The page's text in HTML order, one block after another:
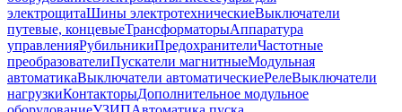
электрощитаШины электротехническиеВыключатели
путевые, концевыеТрансформаторыАппаратура
управленияРубильникиПредохранителиЧастотные
преобразователиПускатели магнитныеМодульная
автоматикаВыключатели автоматическиеРелеВыключатели
нагрузкиКонтакторыДополнительное модульное